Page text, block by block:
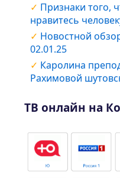
Признаки того,
нравитесь
Новостной
02.01.25
Каролина
Рахимовой
ТВ онлайн на